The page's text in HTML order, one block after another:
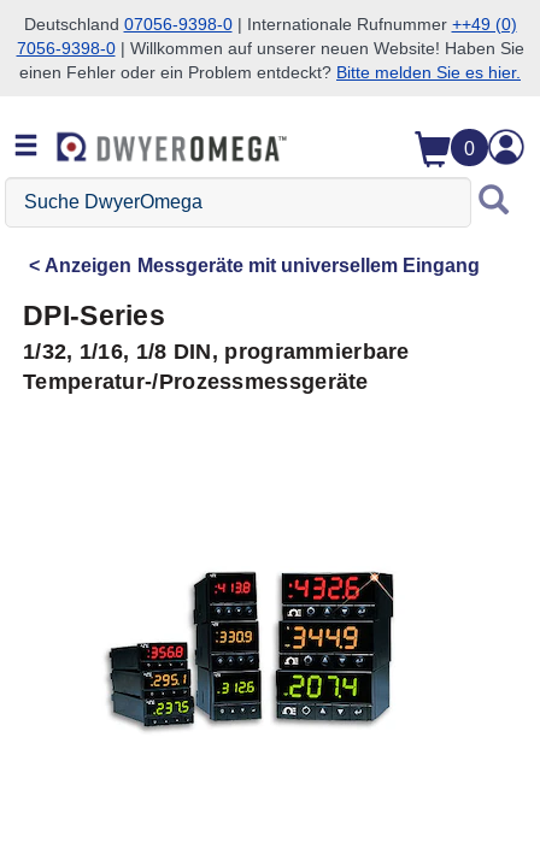
Zum Suchen überspringen
Zum Hauptinhalt überspringen
Zur Navigation überspringen
Deutschland 07056-9398-0| Internationale Rufnummer ++49 (0)
7056-9398-0| Willkommen auf unserer neuen Website! Haben Sie
einen Fehler oder ein Problem entdeckt? Bitte melden Sie es hier.
0
Suche
DwyerOmega
Anzeigen Messgeräte mit universellem Eingang
DPI-Series
1/32, 1/16, 1/8 DIN, programmierbare
Temperatur-/Prozessmessgeräte